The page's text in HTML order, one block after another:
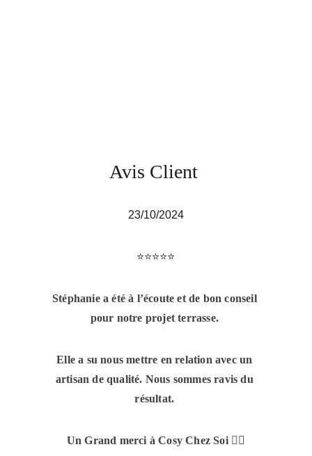
Avis Client
23/10/2024
⭐️⭐️⭐️⭐️⭐️
Stéphanie a été à l’écoute et de bon conseil
pour notre projet terrasse.
Elle a su nous mettre en relation avec un
artisan de qualité. Nous sommes ravis du
résultat.
Un Grand merci à Cosy Chez Soi 👍🏻